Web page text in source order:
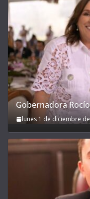
Gobernadora
lunes 1 de diciembre